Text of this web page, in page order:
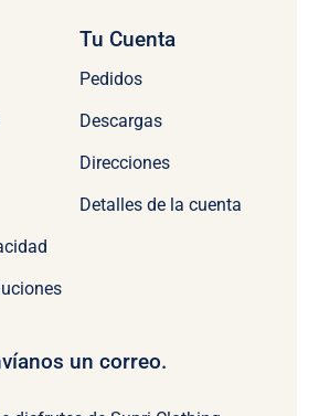
Tu Cuenta
Pedidos
Descargas
Direcciones
Detalles de la cuenta
un correo.